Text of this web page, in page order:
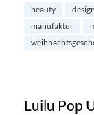
beauty design
manufaktur
Luilu Pop